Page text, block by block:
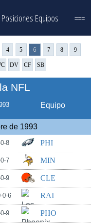
Posiciones Equipos ===
4 5 6 7 8 9
DV CF SB
NFL
Equipo
de 1993
8 PHI
7 MIN
9 CLE
0-6 RAI
9 PHO